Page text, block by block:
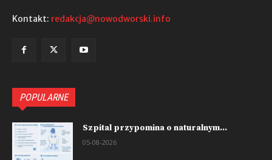
Kontakt: redakcja@nowodworski.info
POPULARNE
Szpital przypomina o naturalnym...
05-08-2026